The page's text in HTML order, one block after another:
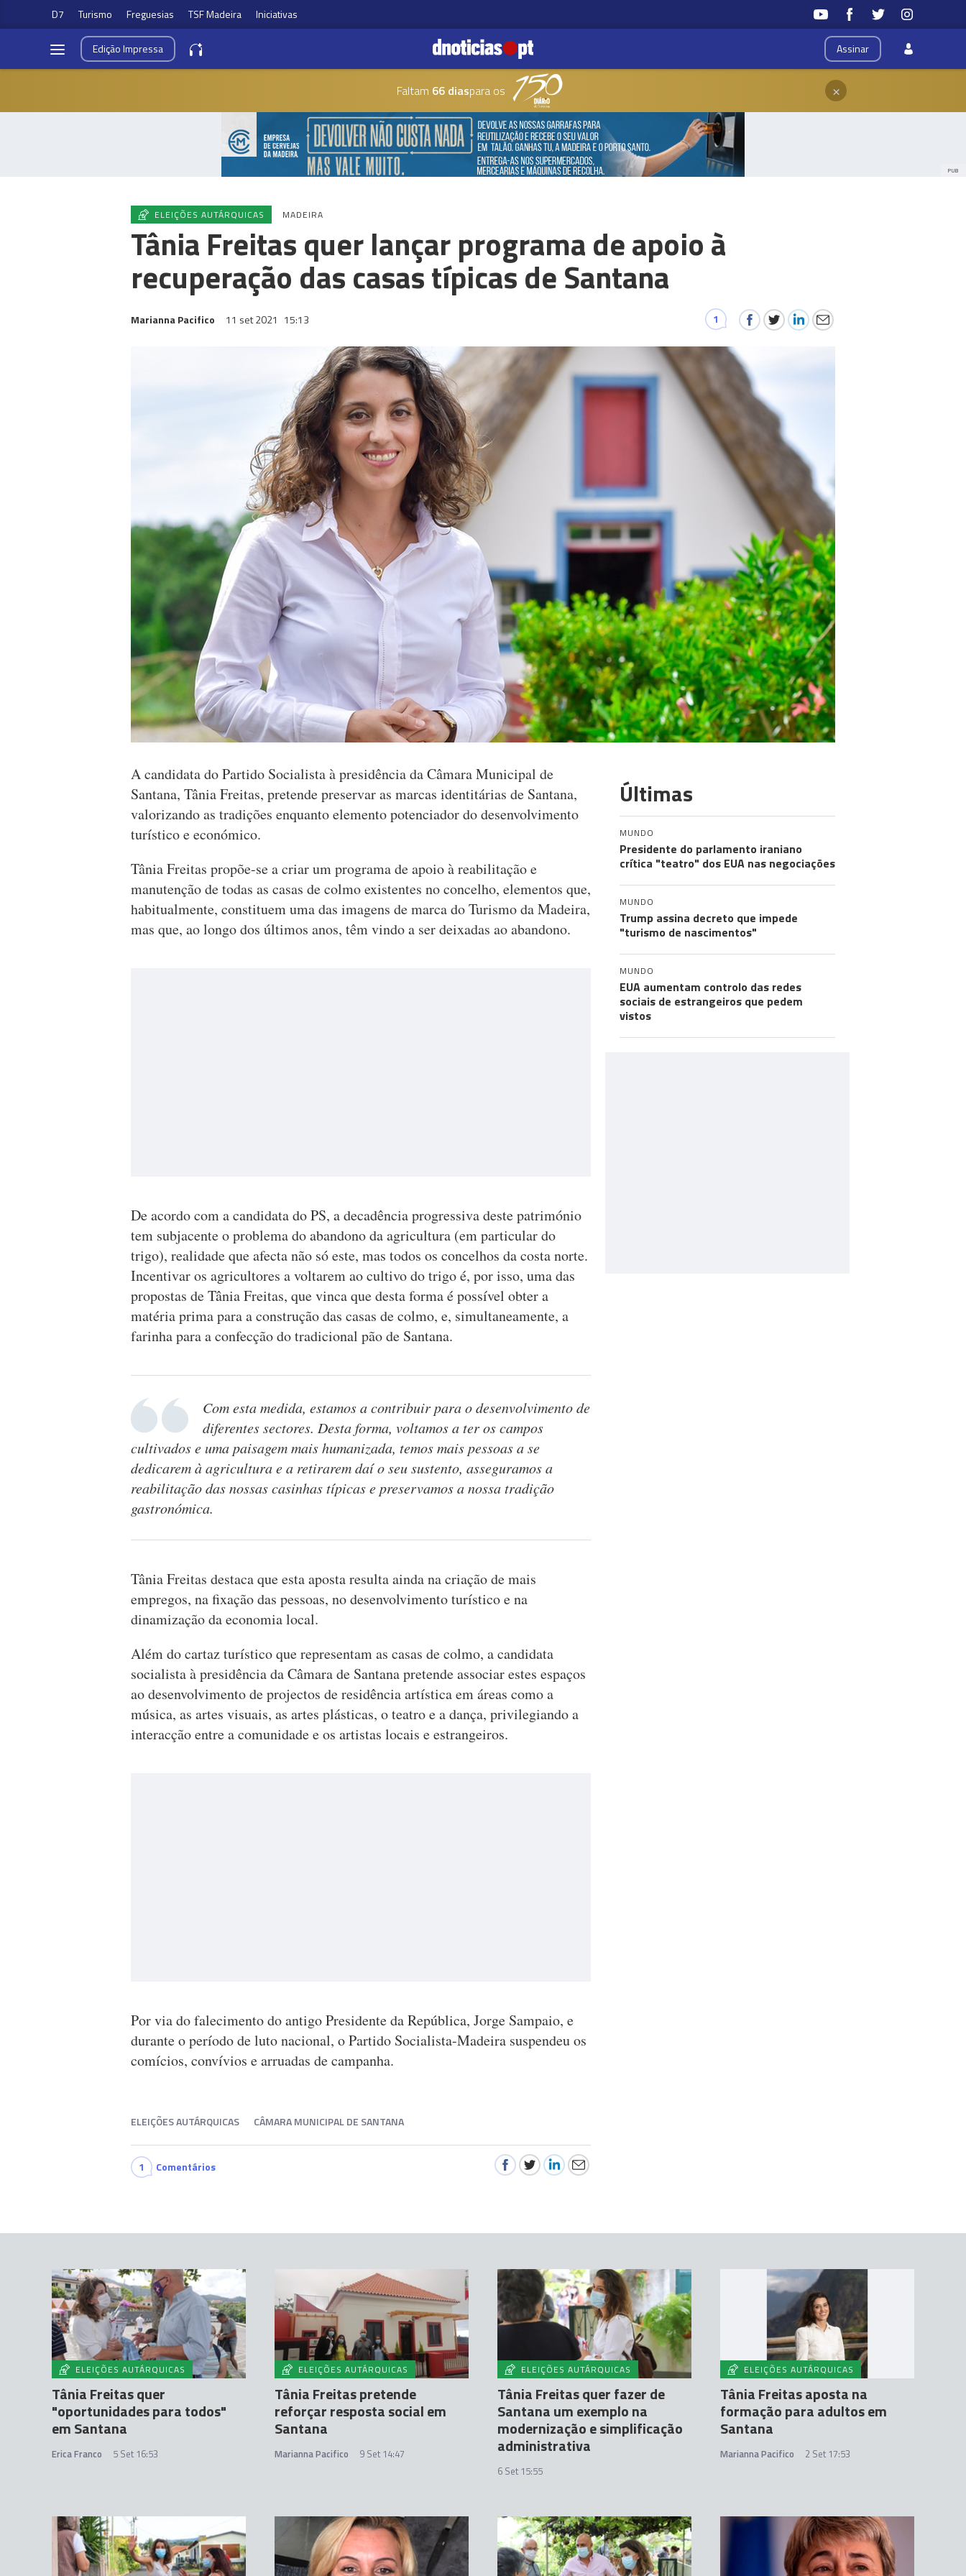
D7 Turismo Freguesias TSF Madeira Iniciativas
Assinar
EdiçãoImpressa
Faltam 66 diaspara os ×
PUB
ELEIÇÕES AUTÁRQUICAS MADEIRA
Tânia Freitas quer lançar programa de apoio à
recuperação das casas típicas de Santana
Marianna Pacifico 11 set 2021 15:13 1
A candidata do Partido Socialista à presidência da Câmara Municipal de
Santana, Tânia Freitas, pretende preservar as marcas identitárias de Santana,
valorizando as tradições enquanto elemento potenciador do desenvolvimento
turístico e económico.
Tânia Freitas propõe-se a criar um programa de apoio à reabilitação e
manutenção de todas as casas de colmo existentes no concelho, elementos que,
habitualmente, constituem uma das imagens de marca do Turismo da Madeira,
mas que, ao longo dos últimos anos, têm vindo a ser deixadas ao abandono.
De acordo com a candidata do PS, a decadência progressiva deste património
tem subjacente o problema do abandono da agricultura (em particular do
trigo), realidade que afecta não só este, mas todos os concelhos da costa norte.
Incentivar os agricultores a voltarem ao cultivo do trigo é, por isso, uma das
propostas de Tânia Freitas, que vinca que desta forma é possível obter a
matéria prima para a construção das casas de colmo, e, simultaneamente, a
farinha para a confecção do tradicional pão de Santana.
Com esta medida, estamos a contribuir para o desenvolvimento de
diferentes sectores. Desta forma, voltamos a ter os campos
cultivados e uma paisagem mais humanizada, temos mais pessoas a se
dedicarem à agricultura e a retirarem daí o seu sustento, asseguramos a
reabilitação das nossas casinhas típicas e preservamos a nossa tradição
gastronómica.
Tânia Freitas destaca que esta aposta resulta ainda na criação de mais
empregos, na fixação das pessoas, no desenvolvimento turístico e na
dinamização da economia local.
Além do cartaz turístico que representam as casas de colmo, a candidata
socialista à presidência da Câmara de Santana pretende associar estes espaços
ao desenvolvimento de projectos de residência artística em áreas como a
música, as artes visuais, as artes plásticas, o teatro e a dança, privilegiando a
interacção entre a comunidade e os artistas locais e estrangeiros.
Por via do falecimento do antigo Presidente da República, Jorge Sampaio, e
durante o período de luto nacional, o Partido Socialista-Madeira suspendeu os
comícios, convívios e arruadas de campanha.
ELEIÇÕES AUTÁRQUICAS CÂMARA MUNICIPAL DE SANTANA
1 Comentários
Últimas
MUNDO
Presidente do parlamento iraniano
crítica "teatro" dos EUA nas negociações
MUNDO
Trump assina decreto que impede
"turismo de nascimentos"
MUNDO
EUA aumentam controlo das redes
sociais de estrangeiros que pedem
vistos
ELEIÇÕES AUTÁRQUICAS
Tânia Freitas quer
"oportunidades para todos"
em Santana
Erica Franco 5 Set 16:53
ELEIÇÕES AUTÁRQUICAS
Tânia Freitas pretende
reforçar resposta social em
Santana
Marianna Pacifico 9 Set 14:47
ELEIÇÕES AUTÁRQUICAS
Tânia Freitas quer fazer de
Santana um exemplo na
modernização e simplificação
administrativa
6 Set 15:55
ELEIÇÕES AUTÁRQUICAS
Tânia Freitas aposta na
formação para adultos em
Santana
Marianna Pacifico 2 Set 17:53